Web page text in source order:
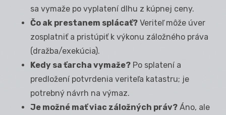
sa vymaže po vyplatení dlhu z kúpnej ceny.
Čo ak prestanem splácať? Veriteľ môže úver
zosplatniť a pristúpiť k výkonu záložného práva
(dražba/exekúcia).
Kedy sa ťarcha vymaže? Po splatení a
predložení potvrdenia veriteľa katastru; je
potrebný návrh na výmaz.
Je možné mať viac záložných práv? Áno, ale